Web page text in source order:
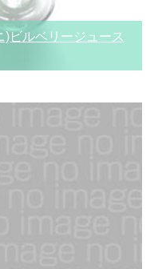
ビルベリージュース